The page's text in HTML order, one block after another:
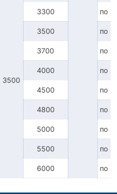
3500
3300 по
3500 по
3700 по
4000 по
4500 по
4800 по
5000 по
5500 по
6000 по